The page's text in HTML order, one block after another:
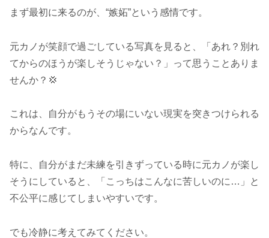
まず最初に来るのが、“嫉妬”という感情です。
元カノが笑顔で過ごしている写真を見ると、「あれ？別れ
てからのほうが楽しそうじゃない？」って思うことありま
せんか？💢
これは、自分がもうその場にいない現実を突きつけられる
からなんです。
特に、自分がまだ未練を引きずっている時に元カノが楽し
そうにしていると、「こっちはこんなに苦しいのに…」と
不公平に感じてしまいやすいです。
でも冷静に考えてみてください。